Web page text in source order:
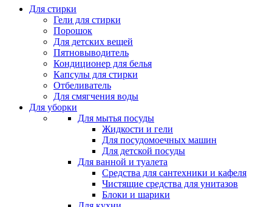
Для стирки
Гели для стирки
Порошок
Для детских вещей
Пятновыводитель
Кондиционер для белья
Капсулы для стирки
Отбеливатель
Для смягчения воды
Для уборки
Для мытья посуды
Жидкости и гели
Для посудомоечных машин
Для детской посуды
Для ванной и туалета
Средства для сантехники и кафеля
Чистящие средства для унитазов
Блоки и шарики